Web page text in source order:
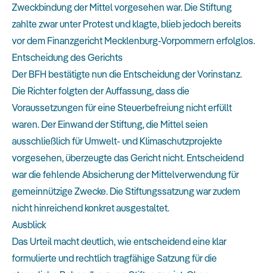
Zweckbindung der Mittel vorgesehen war. Die Stiftung
zahlte zwar unter Protest und klagte, blieb jedoch bereits
vor dem Finanzgericht Mecklenburg-Vorpommern erfolglos.
Entscheidung des Gerichts
Der BFH bestätigte nun die Entscheidung der Vorinstanz.
Die Richter folgten der Auffassung, dass die
Voraussetzungen für eine Steuerbefreiung nicht erfüllt
waren. Der Einwand der Stiftung, die Mittel seien
ausschließlich für Umwelt- und Klimaschutzprojekte
vorgesehen, überzeugte das Gericht nicht. Entscheidend
war die fehlende Absicherung der Mittelverwendung für
gemeinnützige Zwecke. Die Stiftungssatzung war zudem
nicht hinreichend konkret ausgestaltet.
Ausblick
Das Urteil macht deutlich, wie entscheidend eine klar
formulierte und rechtlich tragfähige Satzung für die